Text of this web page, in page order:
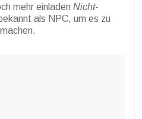
mehr einladen Nicht-
als NPC, um es zu